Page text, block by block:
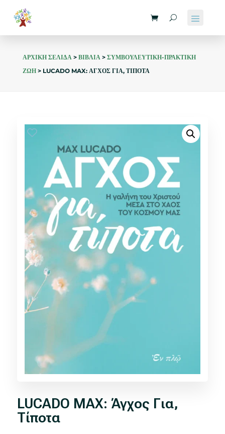
ΑΡΧΙΚΗ ΣΕΛΙΔΑ> ΒΙΒΛΙΑ> ΣΥΜΒΟΥΛΕΥΤΙΚΗ-ΠΡΑΚΤΙΚΗ
ΖΩΗ> LUCADO MAX: ΑΓΧΟΣ ΓΙΑ, ΤΙΠΟΤΑ
LUCADO MAX: Άγχος Για,
Τίποτα